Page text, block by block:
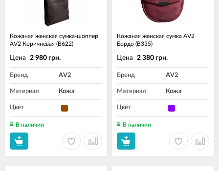
Кожаная женская сумка-шоппер
AV2 Коричневая (B622)
Цена 2 980 грн.
Бренд AV2
Материал Кожа
Цвет
В наличии
Кожаная женская сумка AV2
Бордо (B335)
Цена 2 380 грн.
Бренд AV2
Материал Кожа
Цвет
В наличии